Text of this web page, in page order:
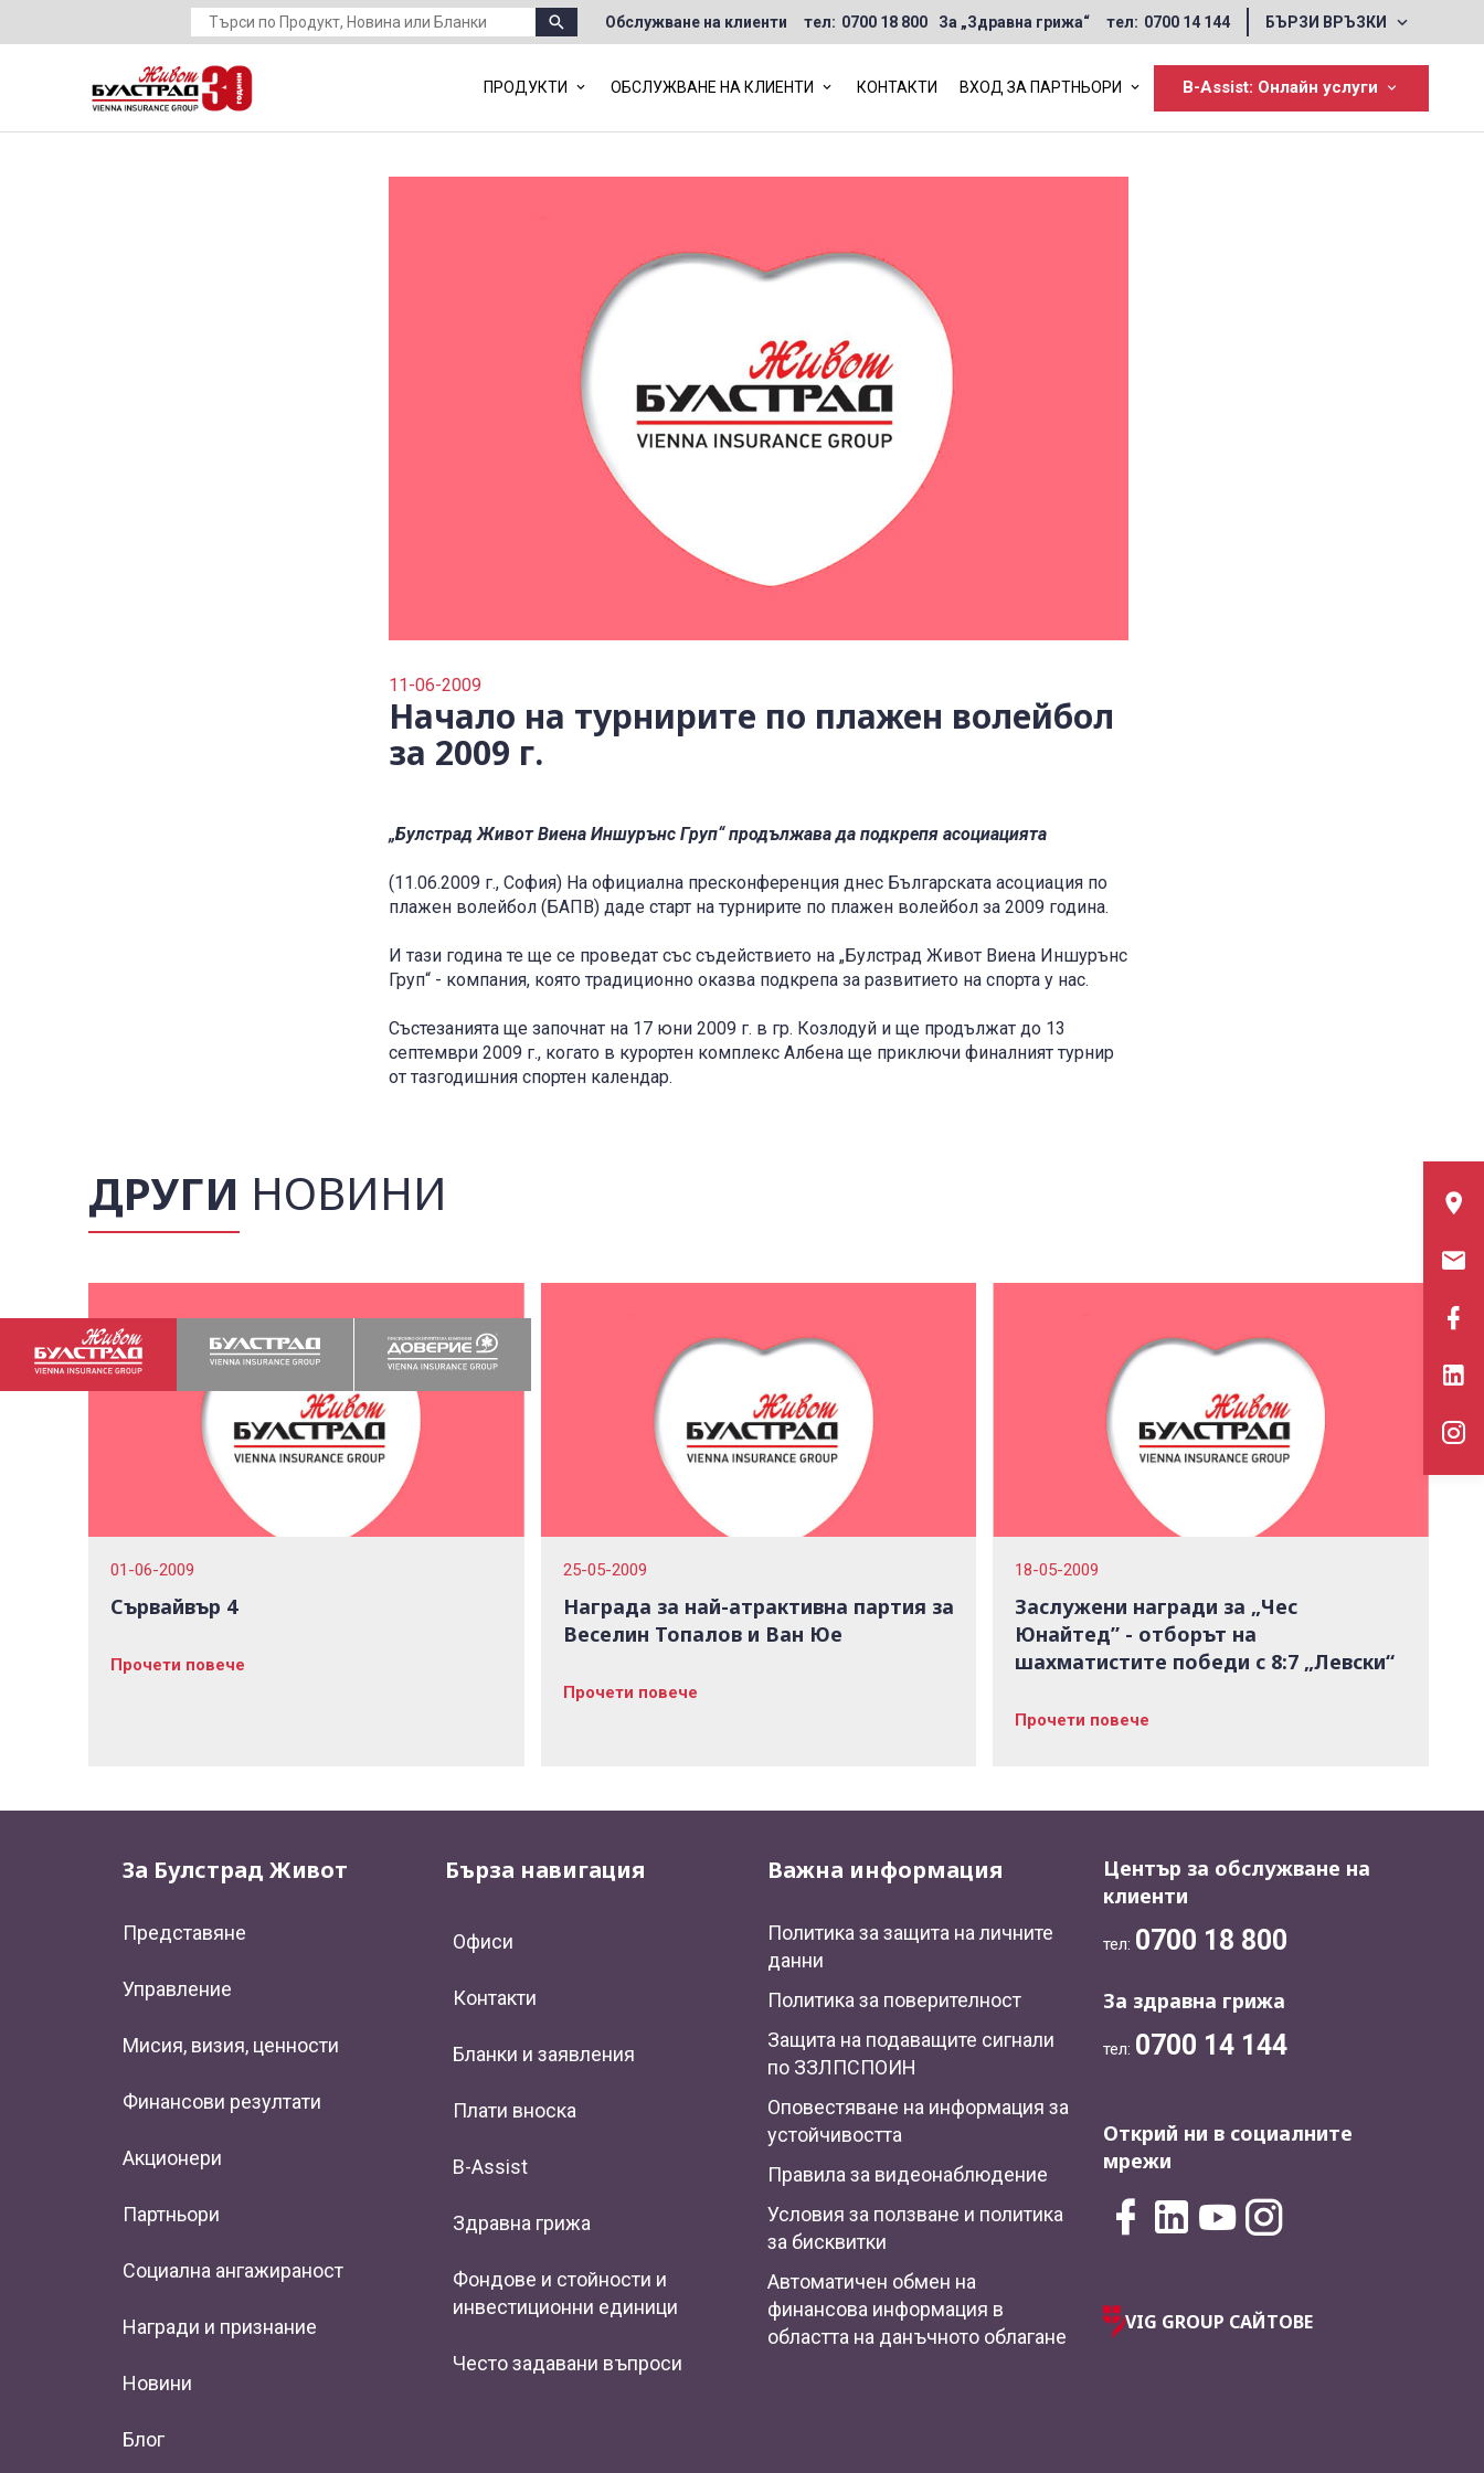
Начини на плащане
• Фондове и стойности на инвестиционни
• Форма за контакт
• Често задавани въпроси
Обслужване на клиенти тел: 0700 18 800 За „Здравна грижа“ тел: 0700 14 144 БЪРЗИ ВРЪЗКИ
ПРОДУКТИ ОБСЛУЖВАНЕ НА КЛИЕНТИ КОНТАКТИ ВХОД ЗА ПАРТНЬОРИ B-Assist: Онлайн услуги
11-06-2009
Начало на турнирите по плажен волейбол
за 2009 г.
„Булстрад Живот Виена Иншурънс Груп“ продължава да подкрепя асоциацията
(11.06.2009 г., София) На официална пресконференция днес Българската асоциация по
плажен волейбол (БАПВ) даде старт на турнирите по плажен волейбол за 2009 година.
И тази година те ще се проведат със съдействието на „Булстрад Живот Виена Иншурънс
Груп“ - компания, която традиционно оказва подкрепа за развитието на спорта у нас.
Състезанията ще започнат на 17 юни 2009 г. в гр. Козлодуй и ще продължат до 13
септември 2009 г., когато в курортен комплекс Албена ще приключи финалният турнир
от тазгодишния спортен календар.
ДРУГИ НОВИНИ
01-06-2009
Сървайвър 4
Прочети повече
25-05-2009
Награда за най-атрактивна партия за
Веселин Топалов и Ван Юе
Прочети повече
18-05-2009
Заслужени награди за „Чес
Юнайтед” - отборът на
шахматистите победи с 8:7 „Левски“
Прочети повече
За Булстрад Живот
Представяне
Управление
Мисия, визия, ценности
Финансови резултати
Акционери
Партньори
Социална ангажираност
Награди и признание
Новини
Блог
Бърза навигация
Офиси
Контакти
Бланки и заявления
Плати вноска
B-Assist
Здравна грижа
Фондове и стойности и
инвестиционни единици
Често задавани въпроси
Важна информация
Политика за защита на личните
данни
Политика за поверителност
Защита на подаващите сигнали
по ЗЗЛПСПОИН
Оповестяване на информация за
устойчивостта
Правила за видеонаблюдение
Условия за ползване и политика
за бисквитки
Автоматичен обмен на
финансова информация в
областта на данъчното облагане
Център за обслужване на
клиенти
тел: 0700 18 800
За здравна грижа
тел: 0700 14 144
Открий ни в социалните
мрежи
VIG GROUP САЙТОВЕ